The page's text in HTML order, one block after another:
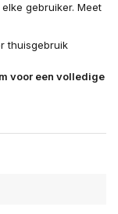
gebruiker. Meet
thuisgebruik
voor een volledige